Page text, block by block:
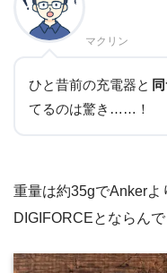
マクリン
ひと昔前の充電器と
てるのは驚き……！
重量は約35gでAnkerよ
DIGIFORCEとならんで